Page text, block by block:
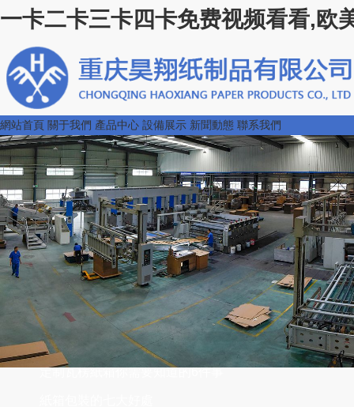
一卡二卡三卡四卡免费视频看看,欧
網站首頁 關于我們 產品中心 設備展示 新聞動態 聯系我們
紙箱在日常生活中起到哪些作用
定制瓦楞紙箱你需要知道的6件事